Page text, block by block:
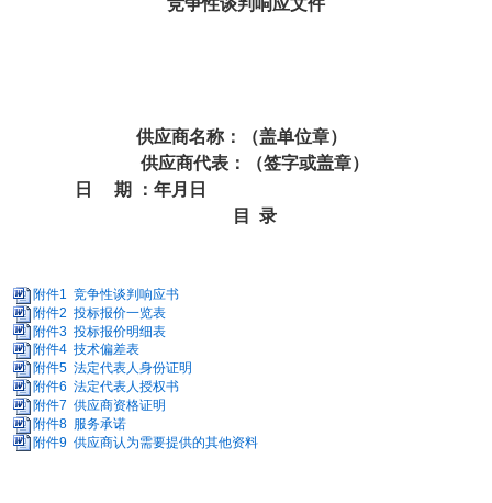
竞争性谈判响应文件
供应商名称：（盖单位章）
供应商代表：（签字或盖章）
日
期
：年月日
目
录
附件1 竞争性谈判响应书
附件2 投标报价一览表
附件3 投标报价明细表
附件4 技术偏差表
附件5 法定代表人身份证明
附件6 法定代表人授权书
附件7 供应商资格证明
附件8 服务承诺
附件9 供应商认为需要提供的其他资料